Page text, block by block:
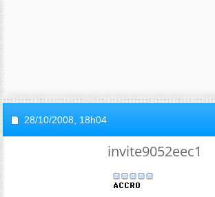
28/10/2008, 18h04
invite9052eec1